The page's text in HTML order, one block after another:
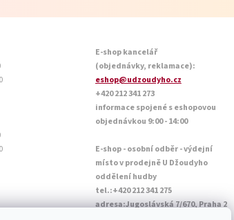
E-shop kancelář
(objednávky, reklamace):
eshop@udzoudyho.cz
+420 212 341 273
informace spojené s eshopovou
objednávkou 9:00 - 14:00
E-shop - osobní odběr - výdejní
místo v prodejně U Džoudyho
oddělení hudby
tel.:+420 212 341 275
adresa:Jugoslávská 7/670, Praha 2